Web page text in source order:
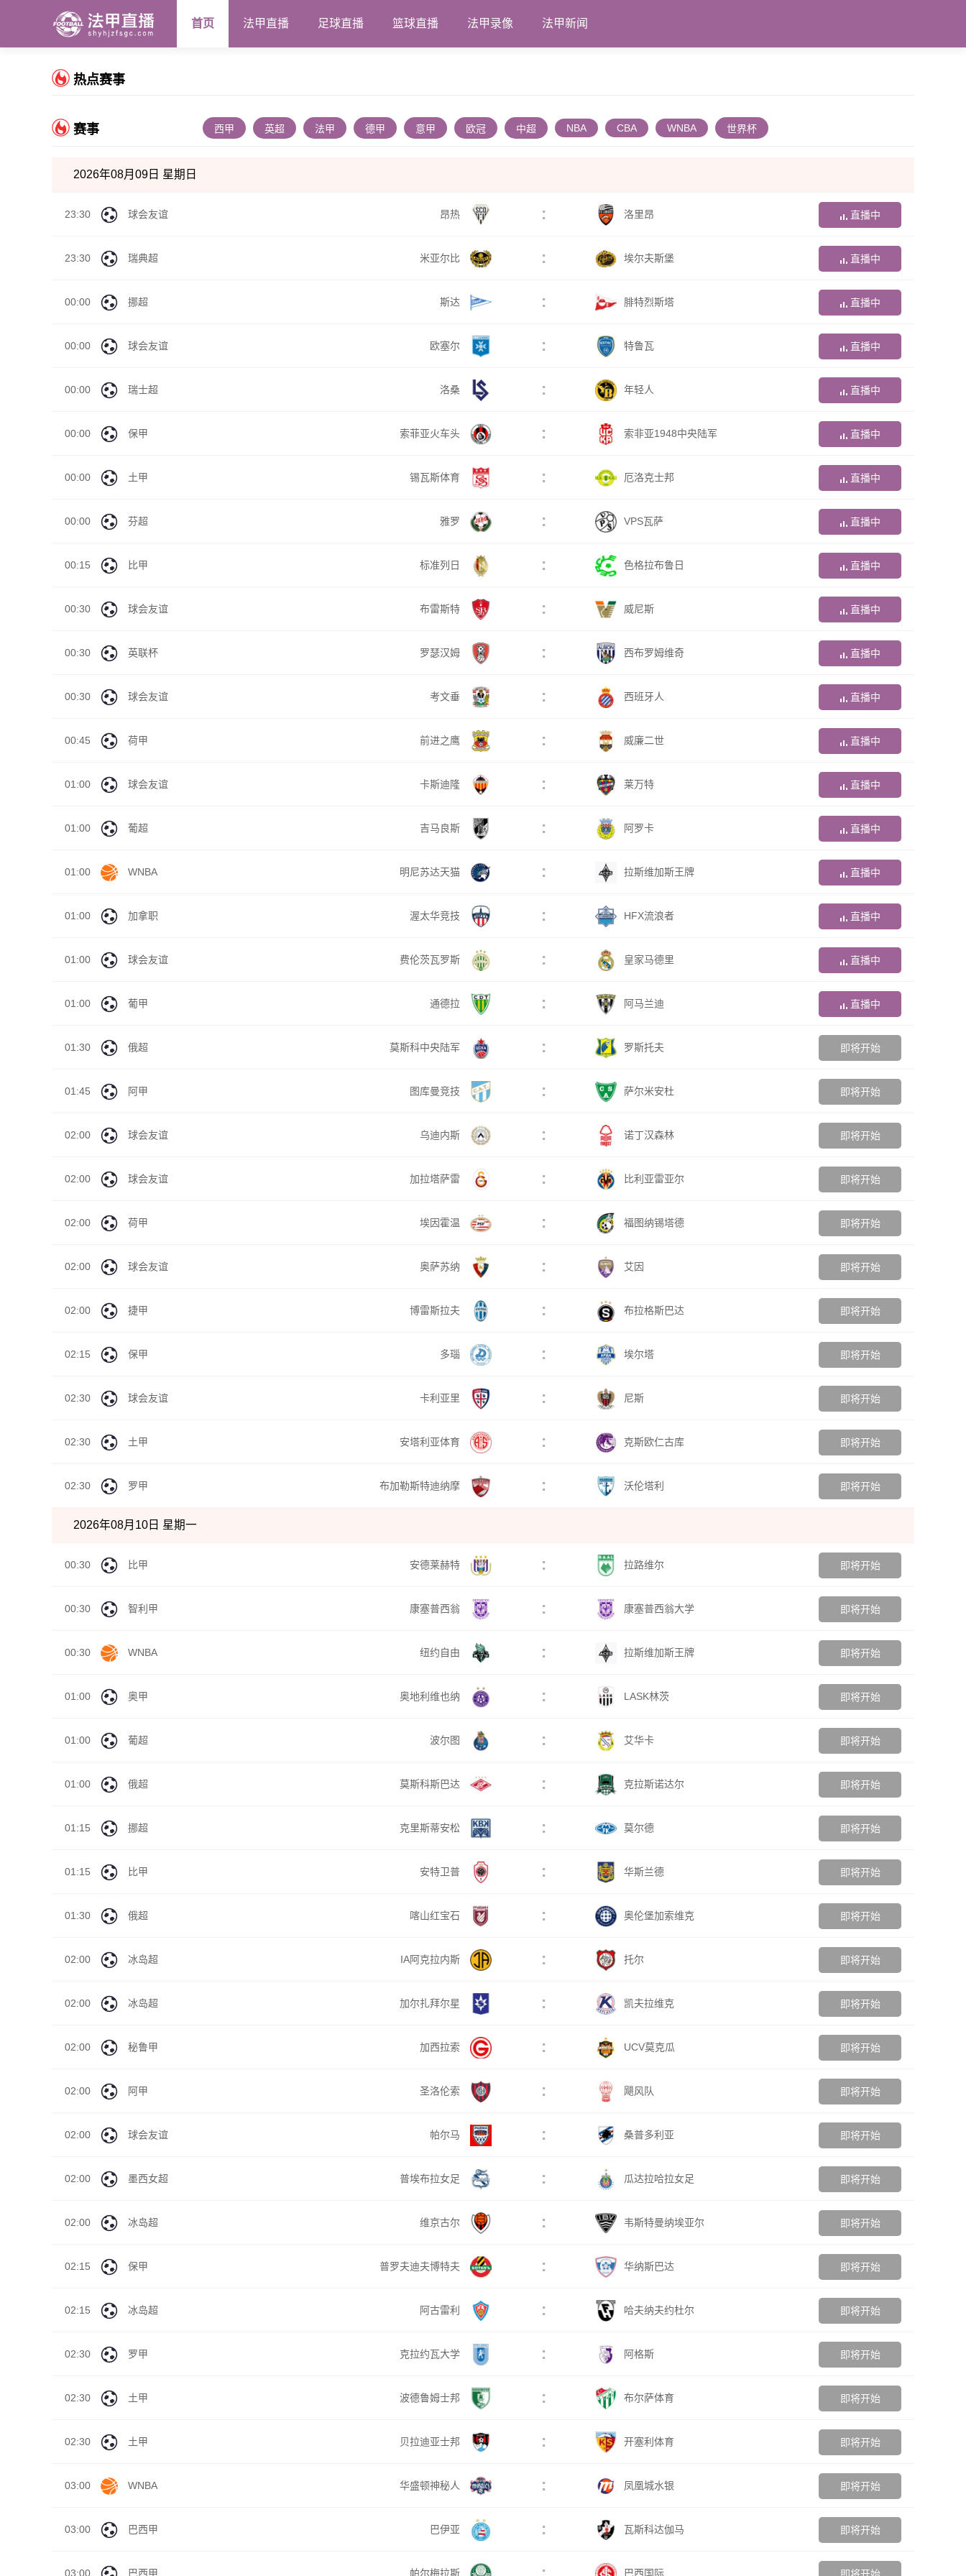
首页 法甲直播 足球直播 篮球直播 法甲录像 法甲新闻
热点赛事
赛事 西甲 英超 法甲 德甲 意甲 欧冠 中超 NBA CBA WNBA 世界杯
2026年08月09日 星期日
23:30 球会友谊 昂热 : 洛里昂 直播中
23:30 瑞典超 米亚尔比 : 埃尔夫斯堡 直播中
00:00 挪超 斯达 : 腓特烈斯塔 直播中
00:00 球会友谊 欧塞尔 : 特鲁瓦 直播中
00:00 瑞士超 洛桑 : 年轻人 直播中
00:00 保甲 索菲亚火车头 : 索非亚1948中央陆军 直播中
00:00 土甲 锡瓦斯体育 : 厄洛克士邦 直播中
00:00 芬超 雅罗 : VPS瓦萨 直播中
00:15 比甲 标准列日 : 色格拉布鲁日 直播中
00:30 球会友谊 布雷斯特 : 威尼斯 直播中
00:30 英联杯 罗瑟汉姆 : 西布罗姆维奇 直播中
00:30 球会友谊 考文垂 : 西班牙人 直播中
00:45 荷甲 前进之鹰 : 威廉二世 直播中
01:00 球会友谊 卡斯迪隆 : 莱万特 直播中
01:00 葡超 吉马良斯 : 阿罗卡 直播中
01:00 WNBA 明尼苏达天猫 : 拉斯维加斯王牌 直播中
01:00 加拿职 渥太华竞技 : HFX流浪者 直播中
01:00 球会友谊 费伦茨瓦罗斯 : 皇家马德里 直播中
01:00 葡甲 通德拉 : 阿马兰迪 直播中
01:30 俄超 莫斯科中央陆军 : 罗斯托夫 即将开始
01:45 阿甲 图库曼竞技 : 萨尔米安杜 即将开始
02:00 球会友谊 乌迪内斯 : 诺丁汉森林 即将开始
02:00 球会友谊 加拉塔萨雷 : 比利亚雷亚尔 即将开始
02:00 荷甲 埃因霍温 : 福图纳锡塔德 即将开始
02:00 球会友谊 奥萨苏纳 : 艾因 即将开始
02:00 捷甲 博雷斯拉夫 : 布拉格斯巴达 即将开始
02:15 保甲 多瑙 : 埃尔塔 即将开始
02:30 球会友谊 卡利亚里 : 尼斯 即将开始
02:30 土甲 安塔利亚体育 : 克斯欧仁古库 即将开始
02:30 罗甲 布加勒斯特迪纳摩 : 沃伦塔利 即将开始
2026年08月10日 星期一
00:30 比甲 安德莱赫特 : 拉路维尔 即将开始
00:30 智利甲 康塞普西翁 : 康塞普西翁大学 即将开始
00:30 WNBA 纽约自由 : 拉斯维加斯王牌 即将开始
01:00 奥甲 奥地利维也纳 : LASK林茨 即将开始
01:00 葡超 波尔图 : 艾华卡 即将开始
01:00 俄超 莫斯科斯巴达 : 克拉斯诺达尔 即将开始
01:15 挪超 克里斯蒂安松 : 莫尔德 即将开始
01:15 比甲 安特卫普 : 华斯兰德 即将开始
01:30 俄超 喀山红宝石 : 奥伦堡加索维克 即将开始
02:00 冰岛超 IA阿克拉内斯 : 托尔 即将开始
02:00 冰岛超 加尔扎拜尔星 : 凯夫拉维克 即将开始
02:00 秘鲁甲 加西拉索 : UCV莫克瓜 即将开始
02:00 阿甲 圣洛伦索 : 飓风队 即将开始
02:00 球会友谊 帕尔马 : 桑普多利亚 即将开始
02:00 墨西女超 普埃布拉女足 : 瓜达拉哈拉女足 即将开始
02:00 冰岛超 维京古尔 : 韦斯特曼纳埃亚尔 即将开始
02:15 保甲 普罗夫迪夫博特夫 : 华纳斯巴达 即将开始
02:15 冰岛超 阿古雷利 : 哈夫纳夫约杜尔 即将开始
02:30 罗甲 克拉约瓦大学 : 阿格斯 即将开始
02:30 土甲 波德鲁姆士邦 : 布尔萨体育 即将开始
02:30 土甲 贝拉迪亚士邦 : 开塞利体育 即将开始
03:00 WNBA 华盛顿神秘人 : 凤凰城水银 即将开始
03:00 巴西甲 巴伊亚 : 瓦斯科达伽马 即将开始
03:00 巴西甲 帕尔梅拉斯 巴西国际